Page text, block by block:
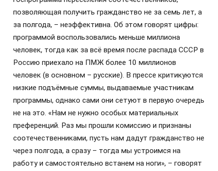
позволяющая получить гражданство не за семь лет, а
за полгода, – неэффективна. Об этом говорят цифры:
программой воспользовались меньше миллиона
человек, тогда как за всё время после распада СССР в
Россию приехало на ПМЖ более 10 миллионов
человек (в основном – русские). В прессе критикуются
низкие подъёмные суммы, выдаваемые участникам
программы, однако сами они сетуют в первую очередь
не на это. «Нам не нужно особых материальных
преференций. Раз мы прошли комиссию и признаны
соотечественниками, пусть нам дадут гражданство не
через полгода, а сразу – тогда мы устроимся на
работу и самостоятельно встанем на ноги», – говорят